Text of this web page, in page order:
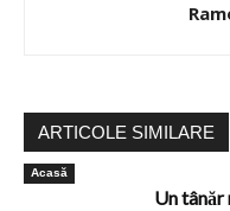
ARTICOLE SIMILARE
Acasă
Un tânăr